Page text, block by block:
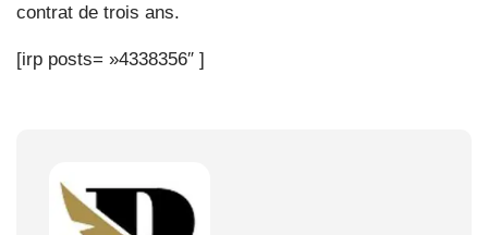
contrat de trois ans.
[irp posts= »4338356″ ]